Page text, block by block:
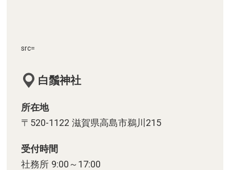
src=
白鬚神社
所在地
〒520-1122 滋賀県高島市鵜川215
受付時間
社務所 9:00～17:00